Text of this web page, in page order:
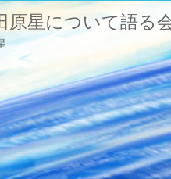
原星について語る